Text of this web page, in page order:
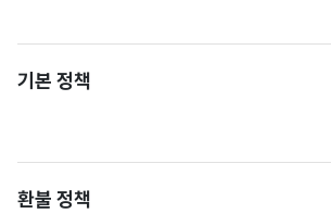
기본 정책
환불 정책